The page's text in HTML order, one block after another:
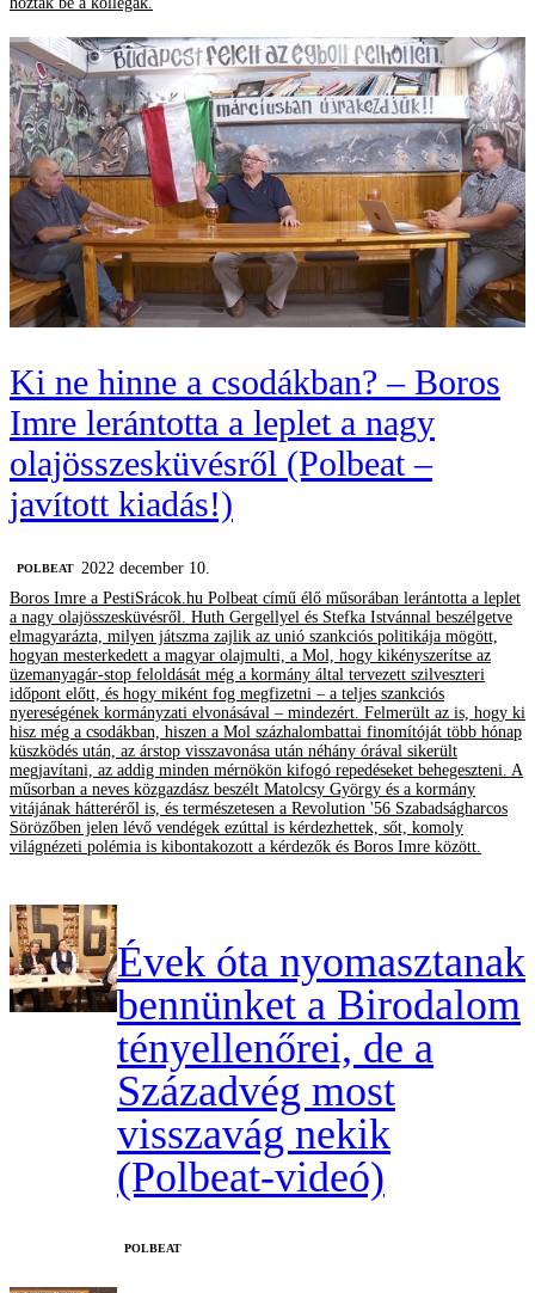
Ki ne hinne a csodákban? – Boros
Imre lerántotta a leplet a nagy
olajösszesküvésről (Polbeat –
javított kiadás!)
‎POLBEAT
2022 december 10.
Boros Imre a PestiSrácok.hu Polbeat című élő műsorában lerántotta a leplet
a nagy olajösszesküvésről. Huth Gergellyel és Stefka Istvánnal beszélgetve
elmagyarázta, milyen játszma zajlik az unió szankciós politikája mögött,
hogyan mesterkedett a magyar olajmulti, a Mol, hogy kikényszerítse az
üzemanyagár-stop feloldását még a kormány által tervezett szilveszteri
időpont előtt, és hogy miként fog megfizetni – a teljes szankciós
nyereségének kormányzati elvonásával – mindezért. Felmerült az is, hogy ki
hisz még a csodákban, hiszen a Mol százhalombattai finomítóját több hónap
küszködés után, az árstop visszavonása után néhány órával sikerült
megjavítani, az addig minden mérnökön kifogó repedéseket behegeszteni. A
műsorban a neves közgazdász beszélt Matolcsy György és a kormány
vitájának hátteréről is, és természetesen a Revolution '56 Szabadságharcos
Sörözőben jelen lévő vendégek ezúttal is kérdezhettek, sőt, komoly
világnézeti polémia is kibontakozott a kérdezők és Boros Imre között.
Évek óta nyomasztanak
bennünket a Birodalom
tényellenőrei, de a
Századvég most
visszavág nekik
(Polbeat-videó)
‎POLBEAT